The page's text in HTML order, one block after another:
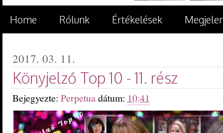
Home Rólunk Értékelések
2017. 03. 11.
Könyjelző Top 10 - 11. rész
Bejegyezte: Perpetuadátum: 10:41